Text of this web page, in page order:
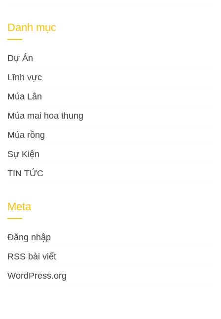
Danh mục
Dự Án
Lĩnh vực
Múa Lân
Múa mai hoa thung
Múa rồng
Sự Kiện
TIN TỨC
Meta
Đăng nhập
RSS bài viết
WordPress.org